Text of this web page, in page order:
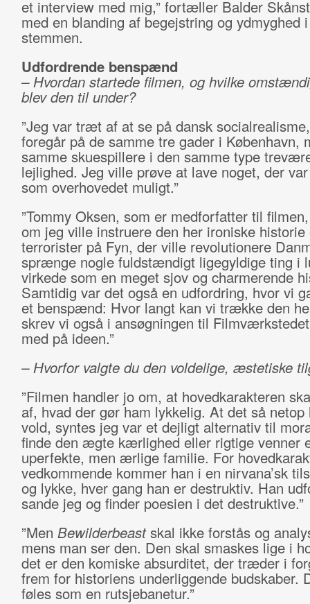
et interview med mig,” fortæller Balder
med en blanding af begejstring og ydmyghed i
stemmen.
Udfordrende benspænd
– Hvordan startede filmen, og hvilke
blev den til under?
”Jeg var træt af at se på dansk
foregår på de samme tre gader i København,
samme skuespillere i den samme type
lejlighed. Jeg ville prøve at lave noget, der
som overhovedet muligt.”
”Tommy Oksen, som er medforfatter til
om jeg ville instruere den her ironiske historie
terrorister på Fyn, der ville revolutionere
sprænge nogle fuldstændigt ligegyldige ting i
virkede som en meget sjov og charmerende
Samtidig var det også en udfordring, hvor vi
et benspænd: Hvor langt kan vi trække den
skrev vi også i ansøgningen til
med på ideen.”
– Hvorfor valgte du den voldelige, æstetiske
”Filmen handler jo om, at hovedkarakteren
af, hvad der gør ham lykkelig. At det så netop
vold, syntes jeg var et dejligt alternativ til
finde den ægte kærlighed eller rigtige venner
uperfekte, men ærlige familie. For
vedkommende kommer han i en nirvana’sk
og lykke, hver gang han er destruktiv. Han
sande jeg og finder poesien i det destruktive.”
”Men Bewilderbeastskal ikke forstås og
mens man ser den. Den skal smaskes lige i
det er den komiske absurditet, der træder i
frem for historiens underliggende budskaber.
føles som en rutsjebanetur.”